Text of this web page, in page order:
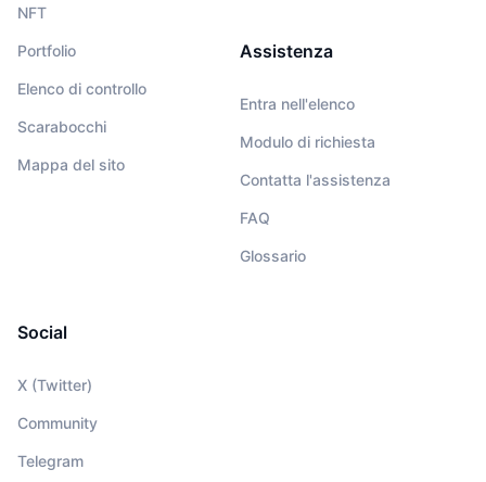
NFT
Portfolio
Elenco di controllo
Scarabocchi
Mappa del sito
Assistenza
Entra nell'elenco
Modulo di richiesta
Contatta l'assistenza
FAQ
Glossario
Social
X (Twitter)
Community
Telegram